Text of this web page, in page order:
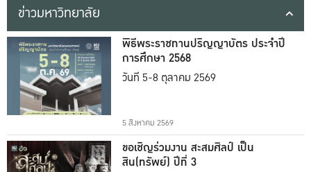
ข่าวมหาวิทยาลัย
พิธีพระราชทานปริญญาบัตร ประจำปี
การศึกษา 2568
วันที่ 5-8 ตุลาคม 2569
5 สิงหาคม 2569
ขอเชิญร่วมงาน สะสมศิลป์ เป็น
สิน(ทรัพย์) ปีที่ 3